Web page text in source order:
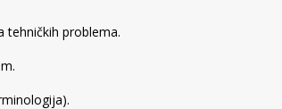
tehničkih problema.